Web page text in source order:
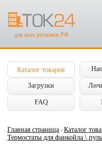
для всех регионов РФ
Каталог товаров
Загрузки
FAQ
Главная страница Каталог
Термостаты для фанкойла \